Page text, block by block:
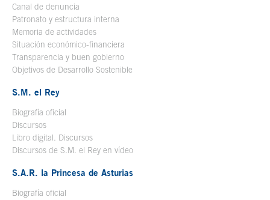
Canal de denuncia
Patronato y estructura interna
Memoria de actividades
Situación económico-financiera
Transparencia y buen gobierno
Objetivos de Desarrollo Sostenible
S.M. el Rey
Biografía oficial
Discursos
Libro digital. Discursos
Discursos de S.M. el Rey en vídeo
S.A.R. la Princesa de Asturias
Biografía oficial